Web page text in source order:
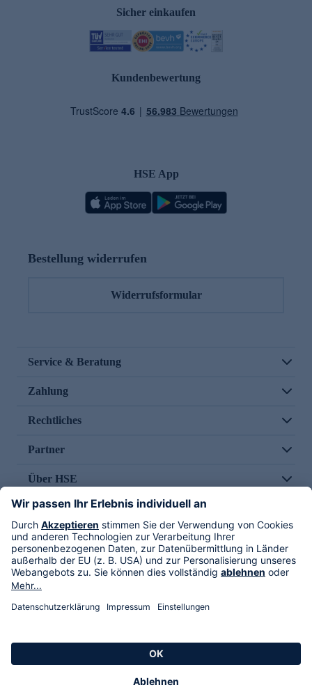
Sicher einkaufen
Kundenbewertung
HSE App
Bestellung widerrufen
Widerrufsformular
Service & Beratung
Zahlung
Rechtliches
Partner
Über HSE
Im TV
HSE International